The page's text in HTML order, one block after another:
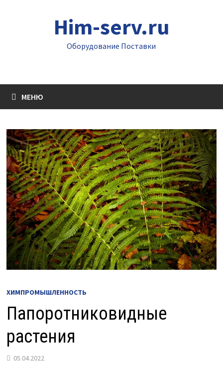
Him-serv.ru
Оборудование Поставки
МЕНЮ
ХИМПРОМЫШЛЕННОСТЬ
Папоротниковидные
растения
05.04.2022